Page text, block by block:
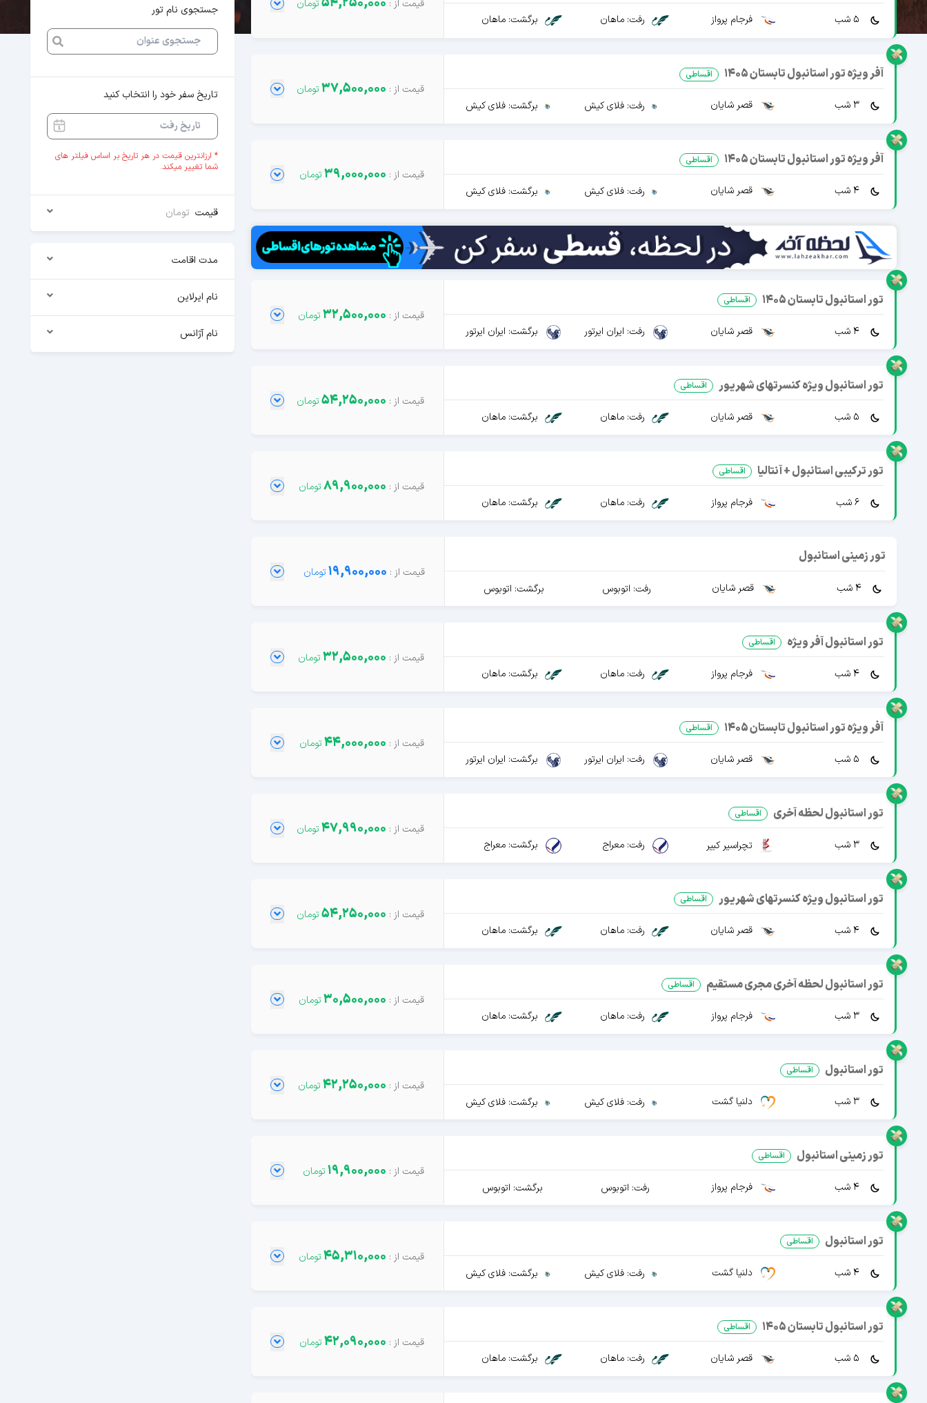
فرجام پرواز رفت: ماهان برگشت: ماهان
آفر ویژه تور استانبول تابستان 1405 اقساطی
قصر شایان رفت: فلای کیش برگشت: فلای کیش
37,500,000
آفر ویژه تور استانبول تابستان 1405 اقساطی
قصر شایان رفت: فلای کیش برگشت: فلای کیش
39,000,000
تور استانبول تابستان 1405 اقساطی
قصر شایان رفت: ایران ایرتور برگشت: ایران ایرتور
32,500,000
تور استانبول ویژه کنسرتهای شهریور اقساطی
قصر شایان رفت: ماهان برگشت: ماهان
54,250,000
تور ترکیبی استانبول + آنتالیا اقساطی
فرجام پرواز رفت: ماهان برگشت: ماهان
89,900,000
تور زمینی استانبول
قصر شایان رفت: اتوبوس برگشت: اتوبوس
19,900,000
تور استانبول آفر ویژه اقساطی
فرجام پرواز رفت: ماهان برگشت: ماهان
32,500,000
آفر ویژه تور استانبول تابستان 1405 اقساطی
قصر شایان رفت: ایران ایرتور برگشت: ایران ایرتور
44,000,000
تور استانبول لحظه آخری اقساطی
تچراسیر کبیر رفت: معراج برگشت: معراج
47,990,000
تور استانبول ویژه کنسرتهای شهریور اقساطی
قصر شایان رفت: ماهان برگشت: ماهان
54,250,000
تور استانبول لحظه آخری مجری مستقیم اقساطی
فرجام پرواز رفت: ماهان برگشت: ماهان
30,500,000
تور استانبول اقساطی
دلنیا گشت رفت: فلای کیش برگشت: فلای کیش
42,250,000
تور زمینی استانبول اقساطی
فرجام پرواز رفت: اتوبوس برگشت: اتوبوس
19,900,000
تور استانبول اقساطی
دلنیا گشت رفت: فلای کیش برگشت: فلای کیش
45,310,000
تور استانبول تابستان 1405 اقساطی
قصر شایان رفت: ماهان برگشت: ماهان
42,090,000
جستجوی نام تور
تاریخ سفر خود را انتخاب کنید
* ارزانترین قیمت در هر تاریخ بر اساس فیلتر های
شما تغییر میکند.
قیمت تومان
مدت اقامت
نام ایرلاین
نام آژانس